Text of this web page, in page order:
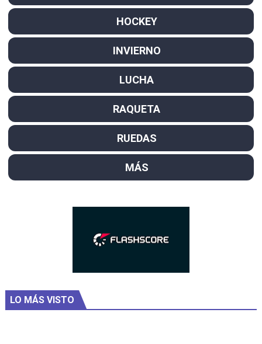
HOCKEY
INVIERNO
LUCHA
RAQUETA
RUEDAS
MÁS
LO MÁS VISTO